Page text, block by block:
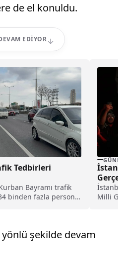
de el konuldu.
EDIYOR
Tedbirleri
Bayramı trafik
binden fazla personel
Milli
şekilde devam